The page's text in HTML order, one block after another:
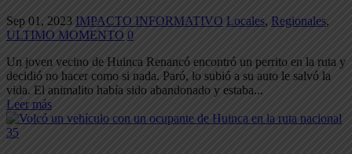
Sep 01, 2023 IMPACTO INFORMATIVO Locales, Regionales,
ULTIMO MOMENTO 0
Un joven vecino de Huinca Renancó encontró un perrito en la ruta y
decidió no hacer como si nada. Paró, lo subió a su auto le salvó la
vida. El animalito había sido abandonado y estaba...
Leer más